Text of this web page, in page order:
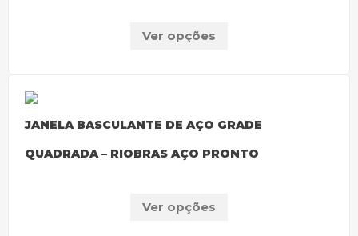
Ver opções
JANELA BASCULANTE DE AÇO GRADE
QUADRADA – RIOBRAS AÇO PRONTO
Ver opções